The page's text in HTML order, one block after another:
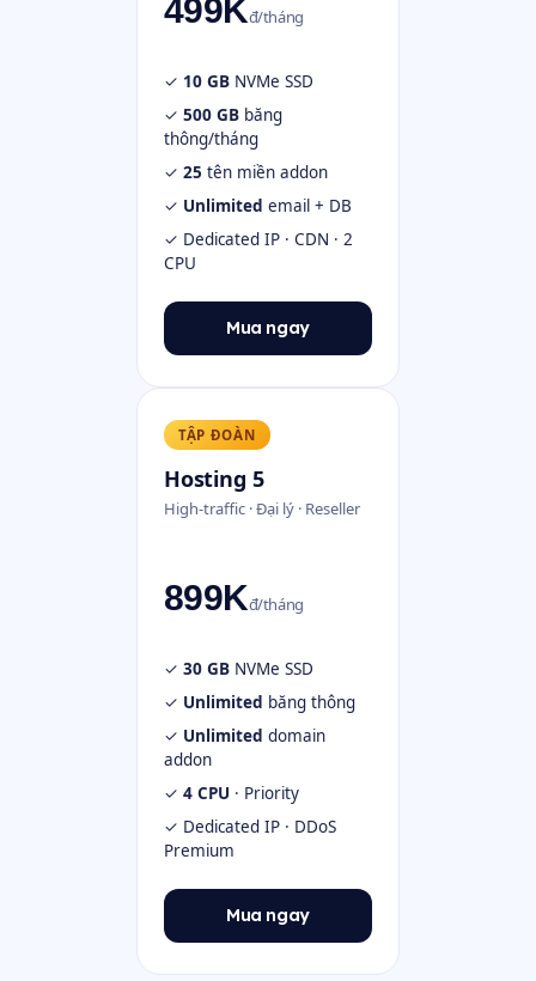
499Kđ/tháng
✓ 10 GB NVMe SSD
✓ 500 GB băng
thông/tháng
✓ 25 tên miền addon
✓ Unlimited email + DB
✓ Dedicated IP · CDN · 2
CPU
Mua ngay
TẬP ĐOÀN
Hosting 5
High-traffic · Đại lý · Reseller
899Kđ/tháng
✓ 30 GB NVMe SSD
✓ Unlimited băng thông
✓ Unlimited domain
addon
✓ 4 CPU · Priority
✓ Dedicated IP · DDoS
Premium
Mua ngay